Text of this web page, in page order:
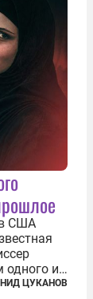
США
одного из
в
ЦУКАНОВ